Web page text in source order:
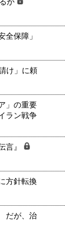
か
全保障」
け」に頼
」の重要
ラン戦争
言』
方針転換
だが、治